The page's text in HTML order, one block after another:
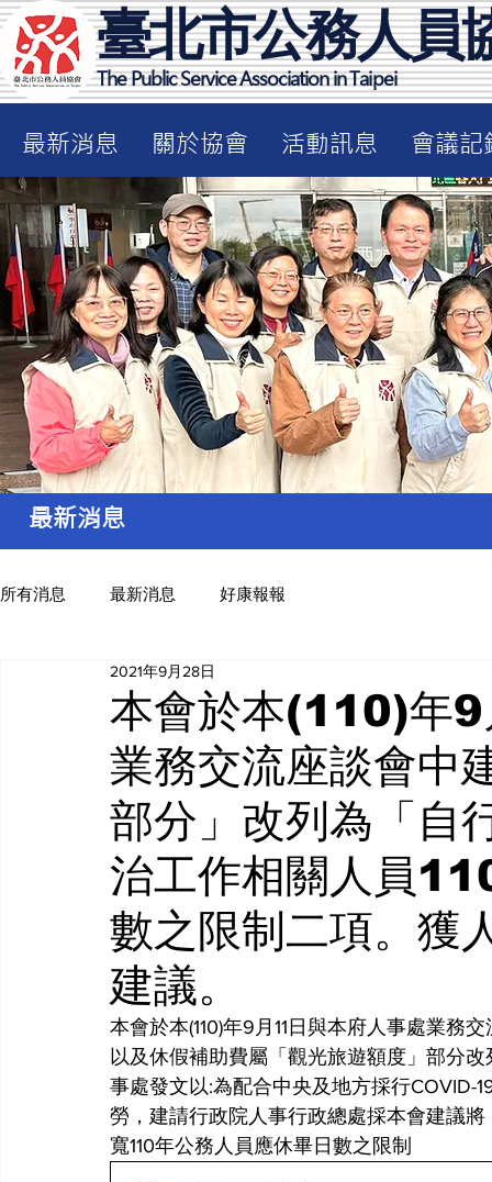
臺北市公務人員
The Public Service Association in Taipei
最新消息 關於協會 活動訊息 會議記
最新消息
所有消息 最新消息 好康報報
本會於本(110)年9
業務交流座談會中
部分」改列為「自
治工作相關人員
數之限制二項。獲
建議。
2021年9月28日
本會於本(110)年9月11日與本府人事處業務
以及休假補助費屬「觀光旅遊額度」部分
事處發文以:為配合中央及地方採行COVID-
勞，建請行政院人事行政總處採本會建議
寬110年公務人員應休畢日數之限制